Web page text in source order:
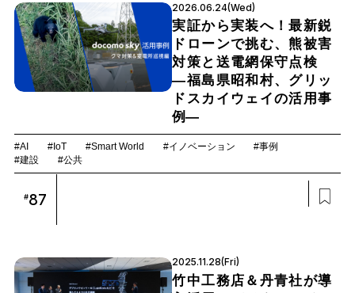
#Foodtech# デジタルツイン 2026.06.24(Wed)
実証から実装へ！最新鋭
ドローンで挑む、熊被害
対策と送電網保守点検
―福島県昭和村、グリッ
ドスカイウェイの活用事
例―
#AI #IoT #Smart World #イノベーション
#事例
#建設
#公共
#87
2025.11.28(Fri)
竹中工務店＆丹青社が導